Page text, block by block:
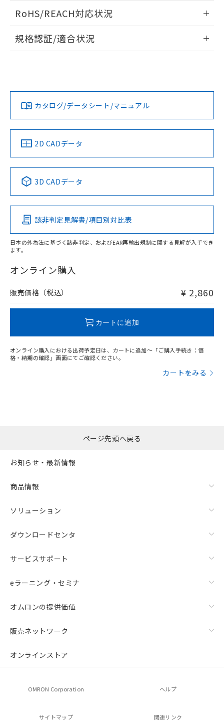
ドすることができます。
ログイン/会員登録
ダウンロードデータをご利用いただく前に、以下を必ずお読
みください。
ソフトウェアの使用条件
RoHS/REACH対応状況
EU RoHS 注意事項・凡例
対応済み
中国 RoHS 注意事項・凡例
Pb Hg Cd Cr(VI)
O
在庫等で未対応品が混在する可能性があります。
問い合わせください。
規格認証/適合状況
LR型式承認
（イギリス
船舶規格）
DNV型式承認
（ノルウェー
BV型式承認
（フランス
KR型式
（韓国
No No No No
この製品の規格認証/適合状況ページへ
その他の認証はこちらのページからご検索ください
カタログ/データシート/マニュアル
2D CADデータ
3D CADデータ
該非判定見解書/項目別対比表
日本の外為法に基づく該非判定、およびEAR再輸出規制に関する見解が入手でき
ます。
オンライン購入
販売価格（税込） ¥ 2,860
カートに追加
オンライン購入における出荷予定日は、カートに追加～「ご購入手続き：価
格・納期の確認」画面にてご確認ください。
カートをみる
ページ先頭へ戻る
お知らせ・最新情報
商品情報
ソリューション
ダウンロードセンタ
サービスサポート
eラーニング・セミナ
オムロンの提供価値
販売ネットワーク
オンラインストア
OMRON Corporation ヘルプ
サイトマップ 関連リンク